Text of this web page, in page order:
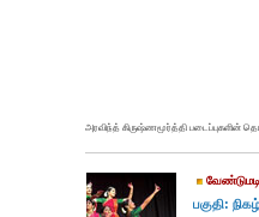
அரவிந்த் கிருஷ்ணமூர்த்தி படைப்புகளின்
பகுதி: